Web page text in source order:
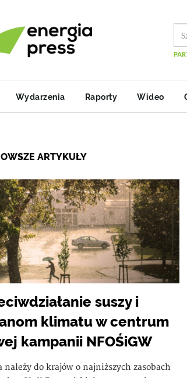
Wydarzenia Raporty Wideo
ARTYKUŁY
suszy i
klimatu w centrum
kampanii NFOŚiGW
należy do krajów o najniższych zasobach